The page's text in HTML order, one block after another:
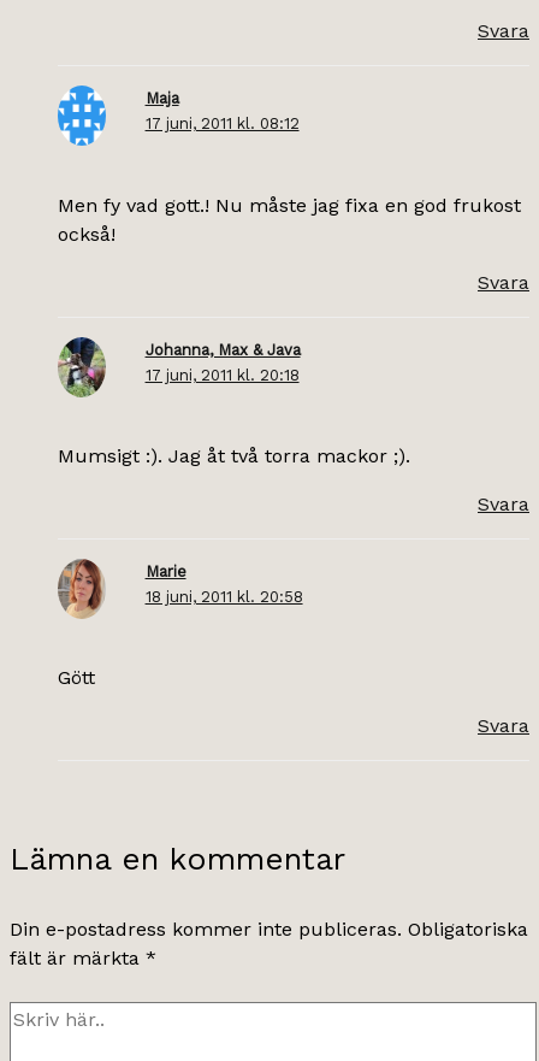
Svara
Maja
17 juni, 2011 kl. 08:12
Men fy vad gott.! Nu måste jag fixa en god frukost
också!
Svara
Johanna, Max & Java
17 juni, 2011 kl. 20:18
Mumsigt :). Jag åt två torra mackor ;).
Svara
Marie
18 juni, 2011 kl. 20:58
Gött
Svara
Lämna en kommentar
Din e-postadress kommer inte publiceras. Obligatoriska
fält är märkta *
Skriv